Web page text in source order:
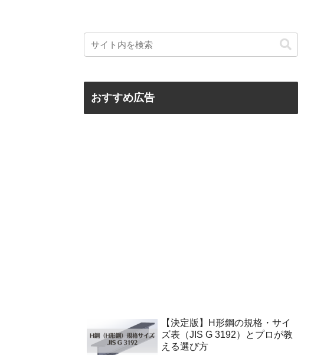
おすすめ広告
【決定版】H形鋼の規格・サイ
ズ表（JIS G 3192）とプロが教
える選び方